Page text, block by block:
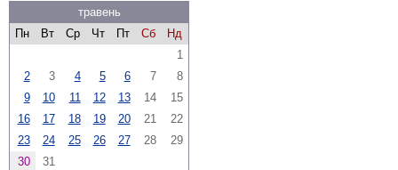
травень
Пн
Вт Ср Чт Пт Сб
Нд
1
2
3 4 5 6 7
8
9
10 11 12 13 14
15
16
17 18 19 20 21
22
23
24 25 26 27 28
29
30
31